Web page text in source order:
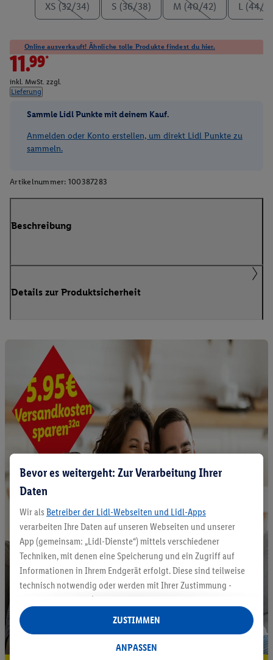
XS (32/34) S (36/38) M (40/42) L (44/
Online ausverkauft! Ähnliche tolle Produkte findest du hier.
11.99*
inkl. MwSt. zzgl.
Lieferung
Sammle Lidl Punkte mit deinem Kauf.
Anmelden oder Konto erstellen, um direkt Lidl Punkte zu
sammeln.
Artikelnummer: 100387283
Beschreibung
Details zur Produktsicherheit
Bevor es weitergeht: Zur Verarbeitung Ihrer
Daten
Wir als Betreiber der Lidl-Webseiten und Lidl-Apps
verarbeiten Ihre Daten auf unseren Webseiten und unserer
App (gemeinsam: „Lidl-Dienste“) mittels verschiedener
Techniken, mit denen eine Speicherung und ein Zugriff auf
Informationen in Ihrem Endgerät erfolgt. Diese sind teilweise
technisch notwendig oder werden mit Ihrer Zustimmung -
auch durch Partner (u.a.
Verantwortliche; im Zusammenhang mit dem IAB TCF
insgesamt
Statistik-Erstellung oder für personalisierte Werbung
ANPASSEN
ZUSTIMMEN